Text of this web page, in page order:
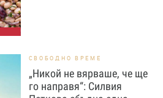
СВОБОДНО ВРЕМЕ
„Никой не вярваше, че ще
го направя“: Силвия